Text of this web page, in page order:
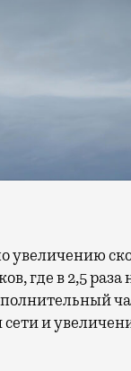
где в 2,5
и